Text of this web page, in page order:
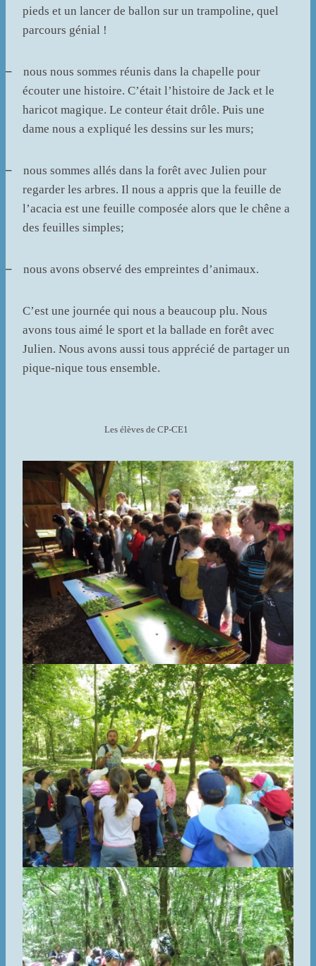
pieds et un lancer de ballon sur un trampoline, quel
parcours génial !
–
nous nous sommes réunis dans la chapelle pour
écouter une histoire. C’était l’histoire de Jack et le
haricot magique. Le conteur était drôle. Puis une
dame nous a expliqué les dessins sur les murs;
–
nous sommes allés dans la forêt avec Julien pour
regarder les arbres. Il nous a appris que la feuille de
l’acacia est une feuille composée alors que le chêne a
des feuilles simples;
– nous avons observé des empreintes d’animaux.
C’est une journée qui nous a beaucoup plu. Nous
avons tous aimé le sport et la ballade en forêt avec
Julien. Nous avons aussi tous apprécié de partager un
pique-nique tous ensemble.
Les élèves de CP-CE1